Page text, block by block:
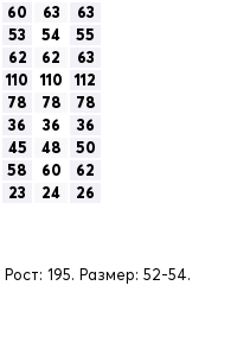
60 63
63
53 54
55
62 62
63
110 110
112
78 78
78
36 36
36
45 48
50
58 60
62
23 24 26
Рост: 195. Размер: 52-54.